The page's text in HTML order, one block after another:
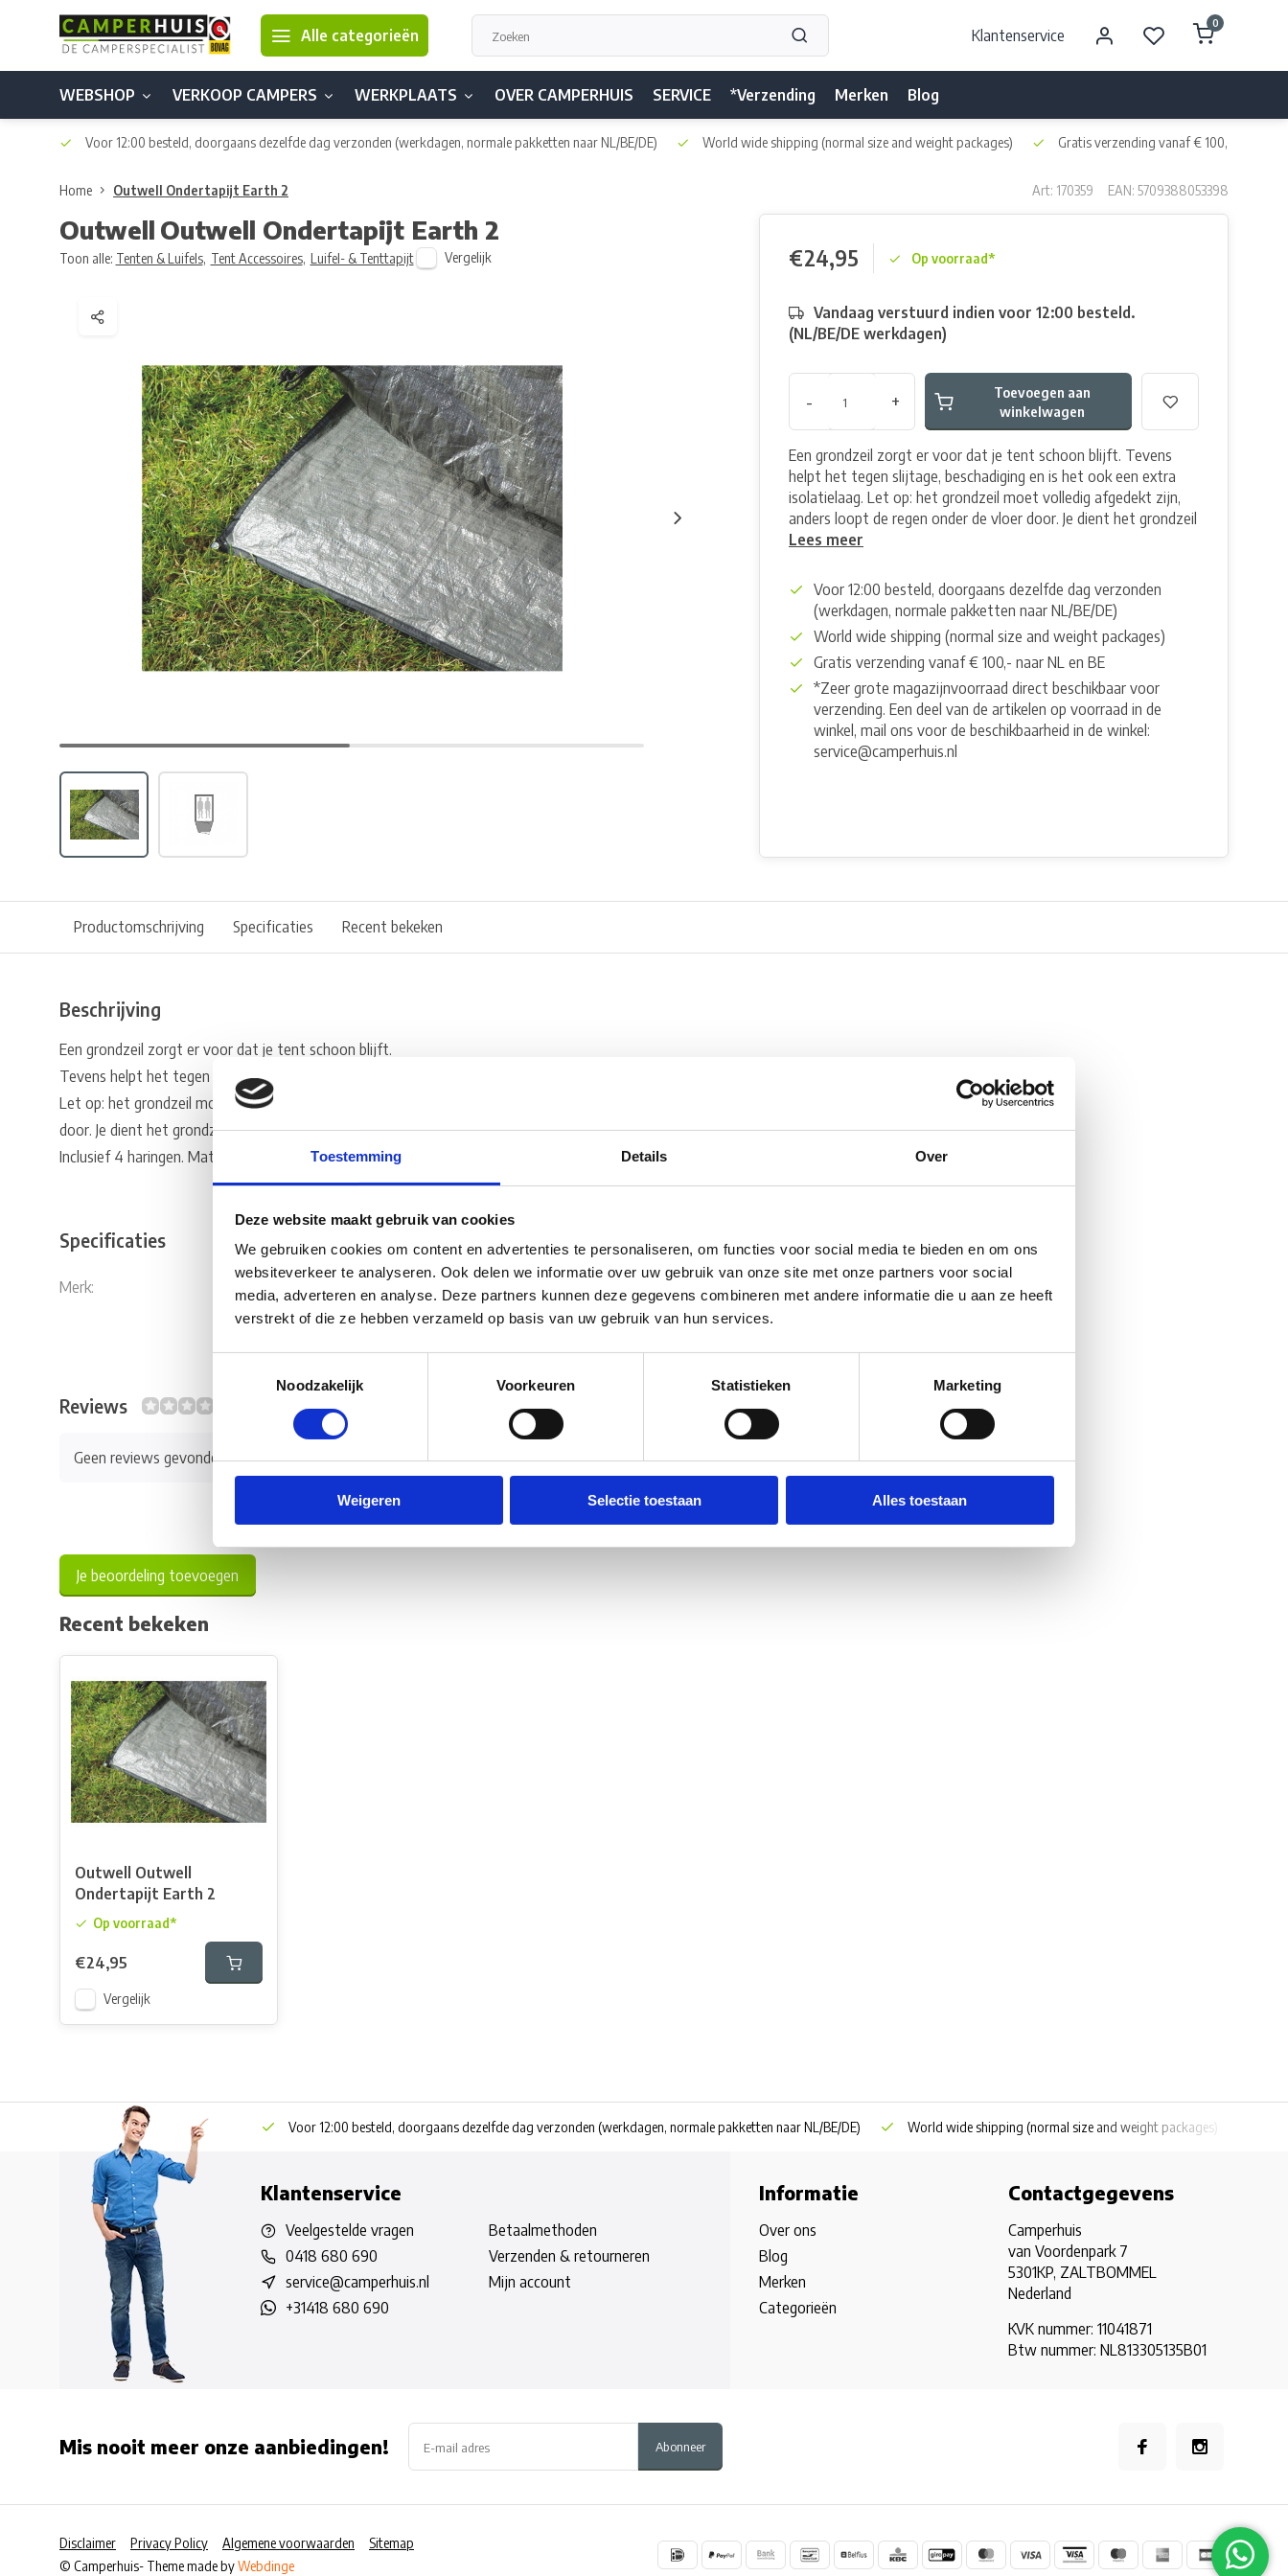
Toestemming Details Over
Deze website maakt gebruik van cookies
We gebruiken cookies om content en advertenties te personaliseren, om functies voor social media te bieden en om ons
websiteverkeer te analyseren. Ook delen we informatie over uw gebruik van onze site met onze partners voor social
media, adverteren en analyse. Deze partners kunnen deze gegevens combineren met andere informatie die u aan ze heeft
verstrekt of die ze hebben verzameld op basis van uw gebruik van hun services.
Noodzakelijk
Voorkeuren Statistieken Marketing
Weigeren Selectie toestaan Alles toestaan
Alle categorieën Klantenservice
0
WEBSHOP VERKOOP CAMPERS WERKPLAATS OVER CAMPERHUIS SERVICE *Verzending Merken Blog
Voor 12:00 besteld, doorgaans dezelfde dag verzonden (werkdagen, normale pakketten naar NL/BE/DE) World wide shipping (normal size and weight packages) Gratis verzending vanaf € 100,- naar NL
Home Outwell Ondertapijt Earth 2 Art: 170359 EAN: 5709388053398
Outwell Outwell Ondertapijt Earth 2
Toon alle: Tenten & Luifels, Tent Accessoires, Luifel- & Tenttapijt Vergelijk €24,95 Op voorraad*
Vandaag verstuurd indien voor 12:00 besteld.
(NL/BE/DE werkdagen)
- +
Toevoegen aan
winkelwagen
Een grondzeil zorgt er voor dat je tent schoon blijft. Tevens
helpt het tegen slijtage, beschadiging en is het ook een extra
isolatielaag. Let op: het grondzeil moet volledig afgedekt zijn,
anders loopt de regen onder de vloer door. Je dient het grondzeil
Lees meer
Voor 12:00 besteld, doorgaans dezelfde dag verzonden
(werkdagen, normale pakketten naar NL/BE/DE)
World wide shipping (normal size and weight packages)
Gratis verzending vanaf € 100,- naar NL en BE
*Zeer grote magazijnvoorraad direct beschikbaar voor
verzending. Een deel van de artikelen op voorraad in de
winkel, mail ons voor de beschikbaarheid in de winkel:
service@camperhuis.nl
Productomschrijving Specificaties Recent bekeken
Beschrijving
Een grondzeil zorgt er voor dat je tent schoon blijft.
Tevens helpt het tegen slijtage, beschadiging en is het ook een extra isolatielaag.
Let op: het grondzeil moet volledig afgedekt zijn, anders loopt de regen onder de vloer
door. Je dient het grondzeil zelf op maat te knippen.
Inclusief 4 haringen. Materiaal grondzeil: Dubbel gecoat 100% polyethyleen.
Specificaties
Merk:
Reviews
Geen reviews gevonden
Je beoordeling toevoegen
Recent bekeken
Outwell Outwell
Ondertapijt Earth 2
Op voorraad*
€24,95
Vergelijk
Voor 12:00 besteld, doorgaans dezelfde dag verzonden (werkdagen, normale pakketten naar NL/BE/DE) World wide shipping (normal size and weight packages)
Klantenservice
Veelgestelde vragen
0418 680 690
service@camperhuis.nl
+31418 680 690
Betaalmethoden
Verzenden & retourneren
Mijn account
Informatie
Over ons
Blog
Merken
Categorieën
Contactgegevens
Camperhuis
van Voordenpark 7
5301KP, ZALTBOMMEL
Nederland
KVK nummer: 11041871
Btw nummer: NL813305135B01
Mis nooit meer onze aanbiedingen! Abonneer
Disclaimer Privacy Policy Algemene voorwaarden
Sitemap
© Camperhuis- Theme made byWebdinge